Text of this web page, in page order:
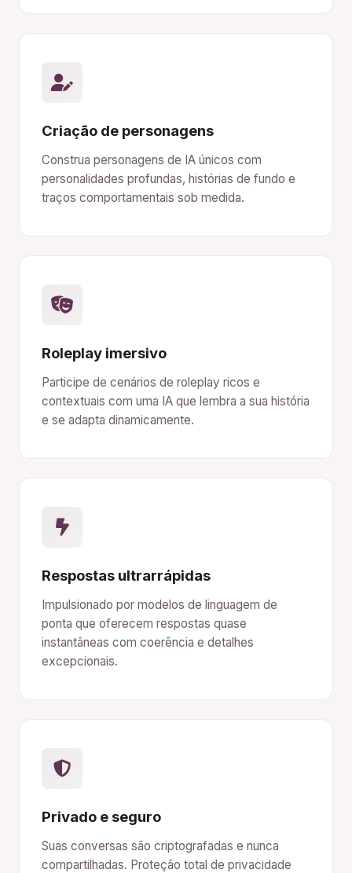
Criação de personagens
Construa personagens de IA únicos com
personalidades profundas, histórias de fundo e
traços comportamentais sob medida.
Roleplay imersivo
Participe de cenários de roleplay ricos e
contextuais com uma IA que lembra a sua história
e se adapta dinamicamente.
Respostas ultrarrápidas
Impulsionado por modelos de linguagem de
ponta que oferecem respostas quase
instantâneas com coerência e detalhes
excepcionais.
Privado e seguro
Suas conversas são criptografadas e nunca
compartilhadas. Proteção total de privacidade